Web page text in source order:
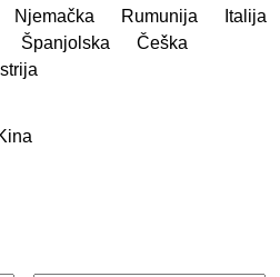
Njemačka Rumunija
Italija
Španjolska
Češka